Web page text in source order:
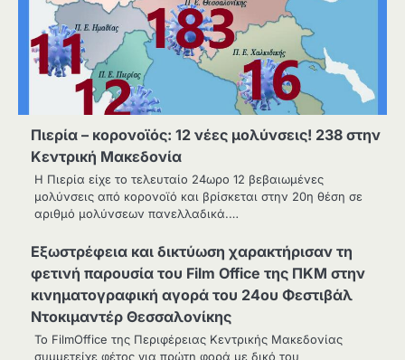
Πιερία – κορονοϊός: 12 νέες μολύνσεις! 238 στην
Κεντρική Μακεδονία
Η Πιερία είχε το τελευταίο 24ωρο 12 βεβαιωμένες
μολύνσεις από κορονοϊό και βρίσκεται στην 20η θέση σε
αριθμό μολύνσεων πανελλαδικά.…
Εξωστρέφεια και δικτύωση χαρακτήρισαν τη
φετινή παρουσία του Film Office της ΠΚΜ στην
κινηματογραφική αγορά του 24ου Φεστιβάλ
Ντοκιμαντέρ Θεσσαλονίκης
Το FilmOffice της Περιφέρειας Κεντρικής Μακεδονίας
συμμετείχε φέτος για πρώτη φορά με δικό του